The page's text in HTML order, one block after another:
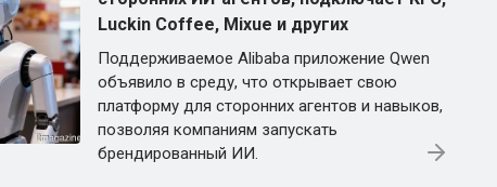
Luckin Coffee, Mixue и других
Поддерживаемое Alibaba приложение Qwen
объявило в среду, что открывает свою
платформу для сторонних агентов и навыков,
позволяя компаниям запускать
брендированный ИИ.